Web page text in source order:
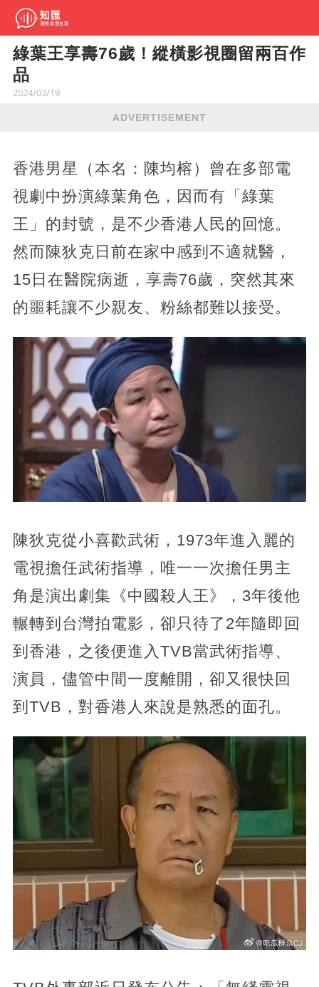
綠葉王享壽76歲！縱橫影視圈留兩百作
品
2024/03/19
ADVERTISEMENT
香港男星（本名：陳均榕）曾在多部電
視劇中扮演綠葉角色，因而有「綠葉
王」的封號，是不少香港人民的回憶。
然而陳狄克日前在家中感到不適就醫，
15日在醫院病逝，享壽76歲，突然其來
的噩耗讓不少親友、粉絲都難以接受。
陳狄克從小喜歡武術，1973年進入麗的
電視擔任武術指導，唯一一次擔任男主
角是演出劇集《中國殺人王》，3年後他
輾轉到台灣拍電影，卻只待了2年隨即回
到香港，之後便進入TVB當武術指導、
演員，儘管中間一度離開，卻又很快回
到TVB，對香港人來說是熟悉的面孔。